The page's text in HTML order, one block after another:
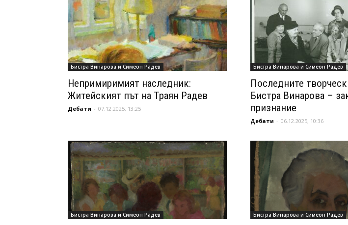
Бистра Винарова и Симеон Радев
Непримиримият наследник:
Житейският път на Траян Радев
Дебати - 07.12.2025, 13:25
Бистра Винарова и Симеон Радев
Последните
Бистра Винарова –
признание
Дебати - 06.12.2025, 10:36
Бистра Винарова и Симеон Радев Бистра Винарова и Симеон Радев